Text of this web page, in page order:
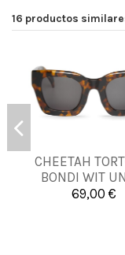
16 productos
CHEETAH
BONDI WIT
69,00 €
UNICA
Añadir al